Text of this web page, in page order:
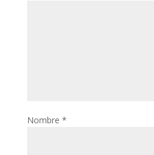
Nombre *